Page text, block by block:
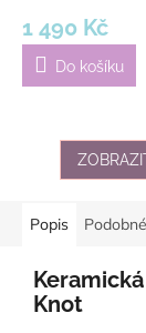
1 490 Kč
Do košíku
Popis
Knot